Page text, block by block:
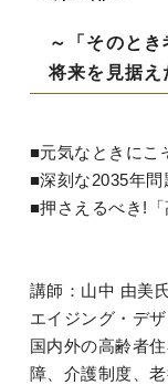
～「そのとき
将来を見据え
■元気なときにこ
■深刻な2035年
■押さえるべき!
講師：山中 由美
エイジング・デ
国内外の高齢者
障、介護制度、